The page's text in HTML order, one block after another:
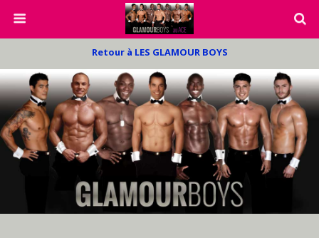
Retour à LES GLAMOUR BOYS